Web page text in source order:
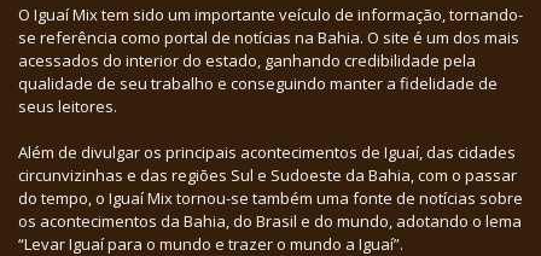
O Iguaí Mix tem sido um importante veículo de informação, tornando-
se referência como portal de notícias na Bahia. O site é um dos mais
acessados do interior do estado, ganhando credibilidade pela
qualidade de seu trabalho e conseguindo manter a fidelidade de
seus leitores.
Além de divulgar os principais acontecimentos de Iguaí, das cidades
circunvizinhas e das regiões Sul e Sudoeste da Bahia, com o passar
do tempo, o Iguaí Mix tornou-se também uma fonte de notícias sobre
os acontecimentos da Bahia, do Brasil e do mundo, adotando o lema
“Levar Iguaí para o mundo e trazer o mundo a Iguaí”.